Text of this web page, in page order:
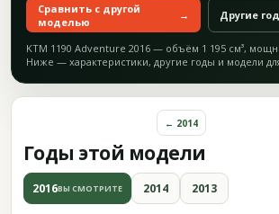
Сравнить с другой
моделью
→ Другие
KTM 1190 Adventure 2016 — объём 1 195 см³,
Ниже — характеристики, другие годы и модели
Годы этой модели
← 2014
2016ВЫ СМОТРИТЕ 2014 2013